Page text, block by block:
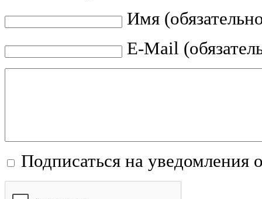
Имя
E-Mail
Подписаться на уведомления